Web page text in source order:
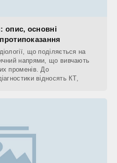
опис, основні
що поділяється на
напрями, що вивчають
променів. До
відносять КТ,